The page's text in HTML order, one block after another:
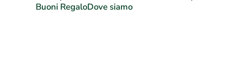
Buoni RegaloDove siamo